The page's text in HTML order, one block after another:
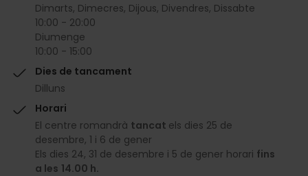
Dimarts, Dimecres, Dijous, Divendres, Dissabte
10:00 - 20:00
Diumenge
10:00 - 15:00
Dies de tancament
Dilluns
Horari
El centre romandrà tancat els dies 25 de
desembre, 1 i 6 de gener
Els dies 24, 31 de desembre i 5 de gener horari fins
a les 14.00 h.